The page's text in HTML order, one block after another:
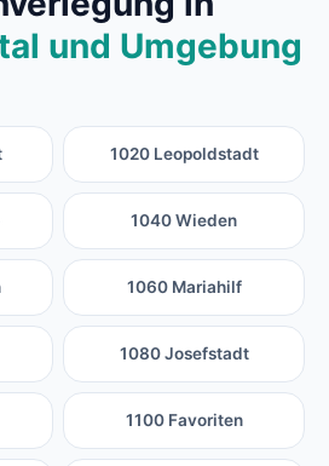
und Umgebung
1020 Leopoldstadt
1040 Wieden
1060 Mariahilf
1080 Josefstadt
1100 Favoriten